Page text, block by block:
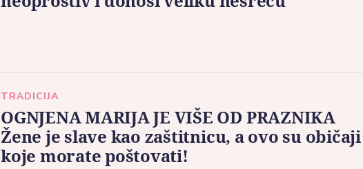
TRADICIJA
OGNJENA MARIJA JE VIŠE OD PRAZNIKA
Žene je slave kao zaštitnicu, a ovo su običaji
koje morate poštovati!